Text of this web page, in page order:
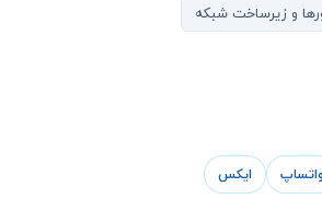
و زیرساخت‌ شبکه
واتساپ ایکس
دقیقه پاسخ می‌دهیم